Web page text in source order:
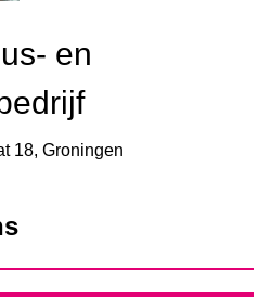
en
18, Groningen